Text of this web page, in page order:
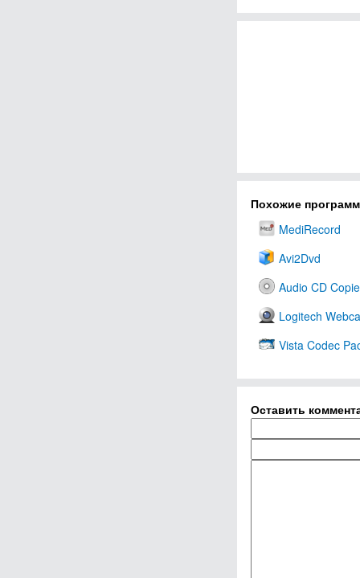
Похожие
MediRecord
Avi2Dvd
Audio CD
Logitech
Vista Codec
Оставить